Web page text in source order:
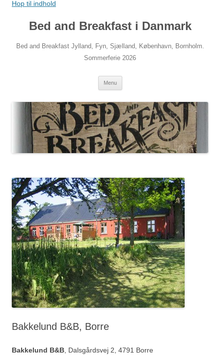
Hop til indhold
Bed and Breakfast i Danmark
Bed and Breakfast Jylland, Fyn, Sjælland, København, Bornholm.
Sommerferie 2026
Menu
Bakkelund B&B, Borre
Bakkelund B&B, Dalsgårdsvej 2, 4791 Borre